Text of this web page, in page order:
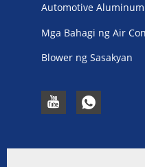
Automotive
Mga Bahagi ng Air
Blower ng Sasakyan